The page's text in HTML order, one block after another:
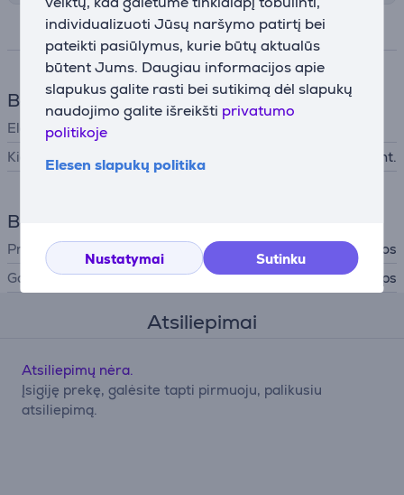
individualizuoti Jūsų naršymo patirtį bei
pateikti pasiūlymus, kurie būtų aktualūs
būtent Jums. Daugiau informacijos apie
slapukus galite rasti bei sutikimą dėl slapukų
naudojimo galite išreikšti privatumo
politikoje
Elesen slapukų politika
Nustatymai Sutinku
Specifikacija
Baterija
Elektrocheminis elementas
Kiekis
2 vnt.
Bendri parametrai
Produktas
Baterijos
Gamintojas
Philips
Atsiliepimai
Atsiliepimų nėra.
Įsigiję prekę, galėsite tapti pirmuoju, palikusiu
atsiliepimą.